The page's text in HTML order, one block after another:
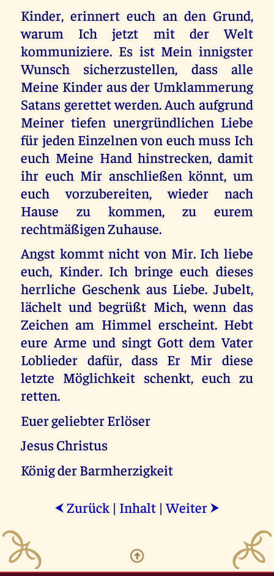
Kinder, erinnert euch an den Grund,
warum Ich jetzt mit der Welt
kommuniziere. Es ist Mein innigster
Wunsch sicherzustellen, dass alle
Meine Kinder aus der Umklammerung
Satans gerettet werden. Auch aufgrund
Meiner tiefen unergründlichen Liebe
für jeden Einzelnen von euch muss Ich
euch Meine Hand hinstrecken, damit
ihr euch Mir anschließen könnt, um
euch vorzubereiten, wieder nach
Hause zu kommen, zu eurem
rechtmäßigen Zuhause.
Angst kommt nicht von Mir. Ich liebe
euch, Kinder. Ich bringe euch dieses
herrliche Geschenk aus Liebe. Jubelt,
lächelt und begrüßt Mich, wenn das
Zeichen am Himmel erscheint. Hebt
eure Arme und singt Gott dem Vater
Loblieder dafür, dass Er Mir diese
letzte Möglichkeit schenkt, euch zu
retten.
Euer geliebter Erlöser
Jesus Christus
König der Barmherzigkeit
⮜ Zurück | Inhalt |Weiter ⮞